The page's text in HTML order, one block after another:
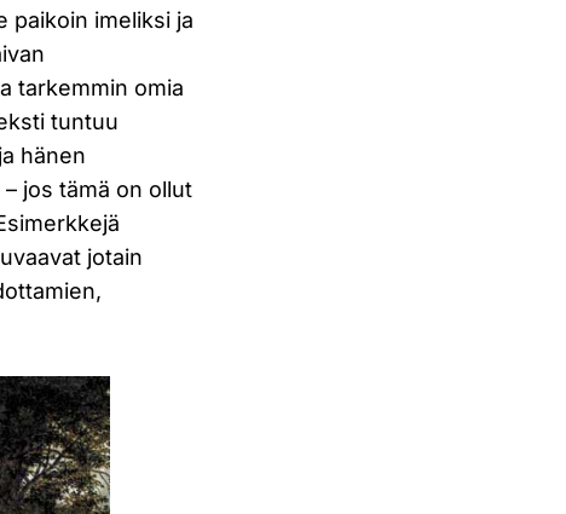
paikoin imeliksi ja
tarkemmin omia
tuntuu
hänen
jos tämä on ollut
jotain